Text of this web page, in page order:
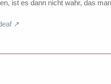
ist es dann nicht wahr, das